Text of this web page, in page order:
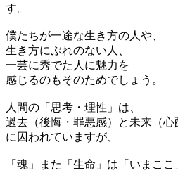
す。
僕たちが一途な生き方の人や、
生き方にぶれのない人、
一芸に秀でた人に魅力を
感じるのもそのためでしょう。
人間の「思考・理性」は、
過去（後悔・罪悪感）と未来（心
に囚われていますが、
「魂」また「生命」は「いまここ